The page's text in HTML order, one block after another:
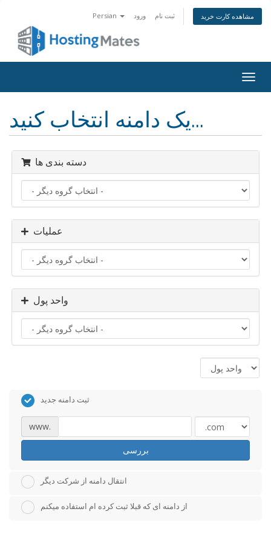
Persian ورود ثبت نام مشاهده کارت خرید
تغییر
یک دامنه انتخاب کنید...
دسته بندی ها
عملیات
واحد پول
ثبت دامنه جدید
www.
بررسی
انتقال دامنه از شرکت دیگر
از دامنه ای که قبلا ثبت کرده ام استفاده میکنم